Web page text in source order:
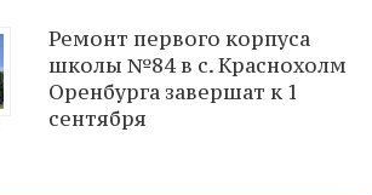
Ремонт первого корпуса
школы №84 в с. Краснохолм
Оренбурга завершат к 1
сентября